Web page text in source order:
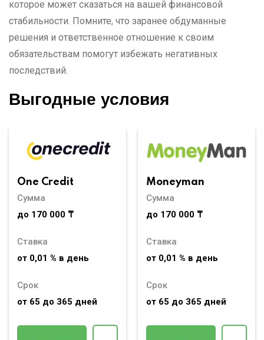
которое может сказаться на вашей финансовой
стабильности. Помните, что заранее обдуманные
решения и ответственное отношение к своим
обязательствам помогут избежать негативных
последствий.
Выгодные условия
One Credit
Сумма
до 170 000 ₸
Ставка
от 0,01 % в день
Срок
от 65 до 365 дней
Moneyman
Сумма
до 170 000 ₸
Ставка
от 0,01 % в день
Срок
от 65 до 365 дней